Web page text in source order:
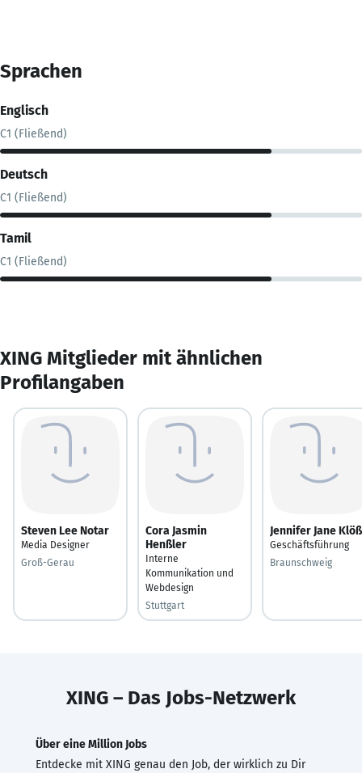
Sprachen
Englisch
C1 (Fließend)
Deutsch
C1 (Fließend)
Tamil
C1 (Fließend)
XING Mitglieder mit ähnlichen
Profilangaben
Steven Lee Notar
Media Designer
Groß-Gerau
Cora Jasmin
Henßler
Interne
Kommunikation und
Webdesign
Stuttgart
Jennifer Jane Klöß
Geschäftsführung
Braunschweig
XING – Das Jobs-Netzwerk
Über eine Million Jobs
Entdecke mit XING genau den Job, der wirklich zu Dir